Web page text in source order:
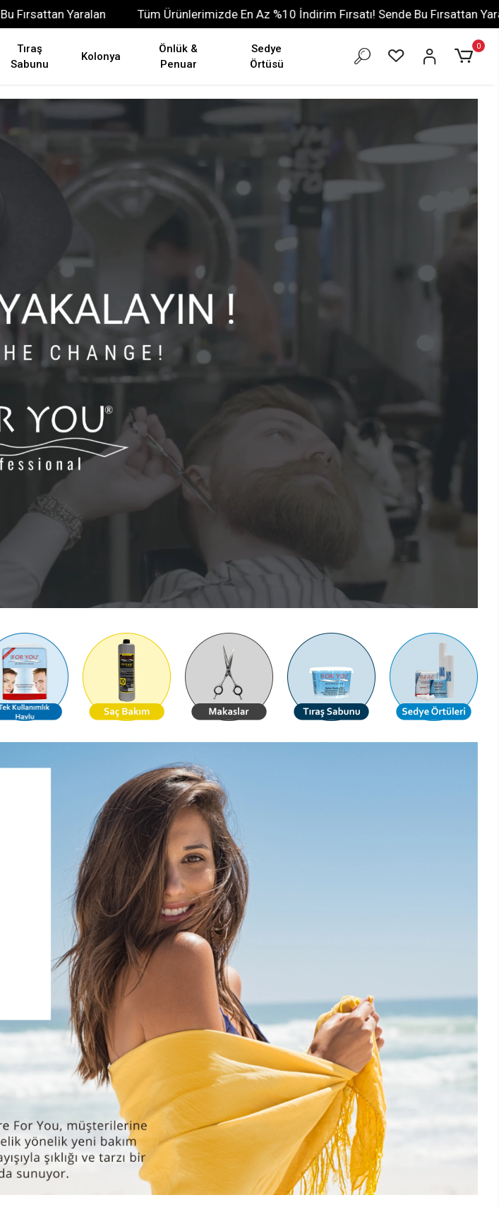
Ürünlerimizde En Az %10 İndirim Fırsatı! Sende Bu Fırsattan Yaralan Tüm
Tıraş
Sabunu
Kolonya
Önlük &
Penuar
Sedye
Örtüsü
0